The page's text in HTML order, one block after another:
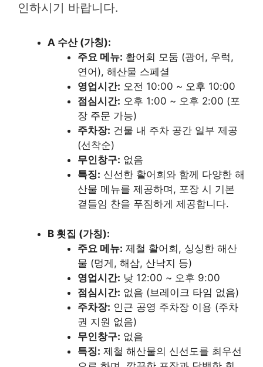
인하시기 바랍니다.
A 수산 (가칭):
주요 메뉴: 활어회 모둠 (광어, 우럭,
연어), 해산물 스페셜
영업시간: 오전 10:00 ~ 오후 10:00
점심시간: 오후 1:00 ~ 오후 2:00 (포
장 주문 가능)
주차장: 건물 내 주차 공간 일부 제공
(선착순)
무인창구: 없음
특징: 신선한 활어회와 함께 다양한 해
산물 메뉴를 제공하며, 포장 시 기본
곁들임 찬을 푸짐하게 제공합니다.
B 횟집 (가칭):
주요 메뉴: 제철 활어회, 싱싱한 해산
물 (멍게, 해삼, 산낙지 등)
영업시간: 낮 12:00 ~ 오후 9:00
점심시간: 없음 (브레이크 타임 없음)
주차장: 인근 공영 주차장 이용 (주차
권 지원 없음)
무인창구: 없음
특징: 제철 해산물의 신선도를 최우선